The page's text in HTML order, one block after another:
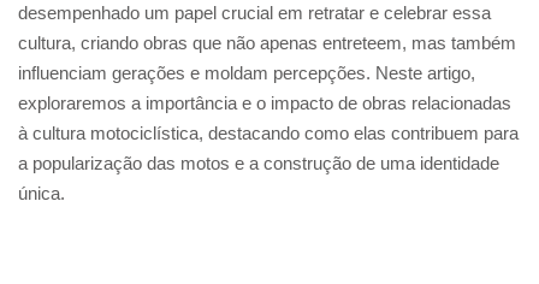
desempenhado um papel crucial em retratar e celebrar essa
cultura, criando obras que não apenas entreteem, mas também
influenciam gerações e moldam percepções. Neste artigo,
exploraremos a importância e o impacto de obras relacionadas
à cultura motociclística, destacando como elas contribuem para
a popularização das motos e a construção de uma identidade
única.